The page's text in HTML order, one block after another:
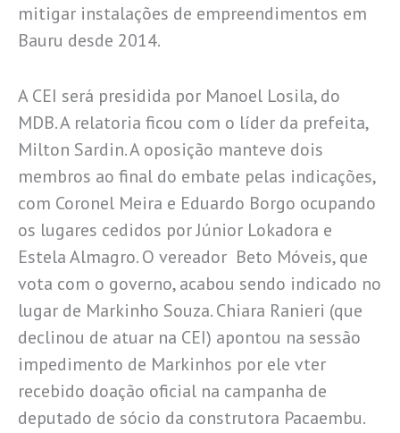
mitigar instalações de empreendimentos em
Bauru desde 2014.
A CEI será presidida por Manoel Losila, do
MDB. A relatoria ficou com o líder da prefeita,
Milton Sardin. A oposição manteve dois
membros ao final do embate pelas indicações,
com Coronel Meira e Eduardo Borgo ocupando
os lugares cedidos por Júnior Lokadora e
Estela Almagro. O vereador Beto Móveis, que
vota com o governo, acabou sendo indicado no
lugar de Markinho Souza. Chiara Ranieri (que
declinou de atuar na CEI) apontou na sessão
impedimento de Markinhos por ele vter
recebido doação oficial na campanha de
deputado de sócio da construtora Pacaembu.